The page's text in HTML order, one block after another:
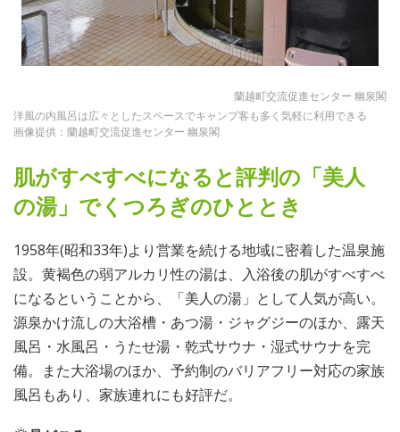
蘭越町交流促進センター 幽泉閣
洋風の内風呂は広々としたスペースでキャンプ客も多く気軽に利用できる
画像提供：蘭越町交流促進センター 幽泉閣
肌がすべすべになると評判の「美人
の湯」でくつろぎのひととき
1958年(昭和33年)より営業を続ける地域に密着した温泉施
設。黄褐色の弱アルカリ性の湯は、入浴後の肌がすべすべ
になるということから、「美人の湯」として人気が高い。
源泉かけ流しの大浴槽・あつ湯・ジャグジーのほか、露天
風呂・水風呂・うたせ湯・乾式サウナ・湿式サウナを完
備。また大浴場のほか、予約制のバリアフリー対応の家族
風呂もあり、家族連れにも好評だ。